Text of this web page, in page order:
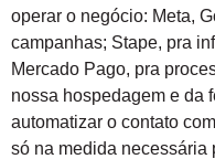
operar o negócio: Meta,
campanhas; Stape, pra
Mercado Pago, pra
nossa hospedagem e da
automatizar o contato
só na medida necessária